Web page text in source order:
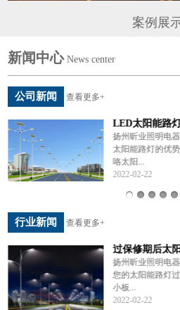
案例展
新闻中心News center
公司新闻 查看更多+
LED太阳能路
扬州昕业照明电
太阳能路灯的优
咯太阳...
2022-02-22
行业新闻 查看更多+
过保修期后太
扬州昕业照明电
您的太阳能路灯
小板...
2022-02-22